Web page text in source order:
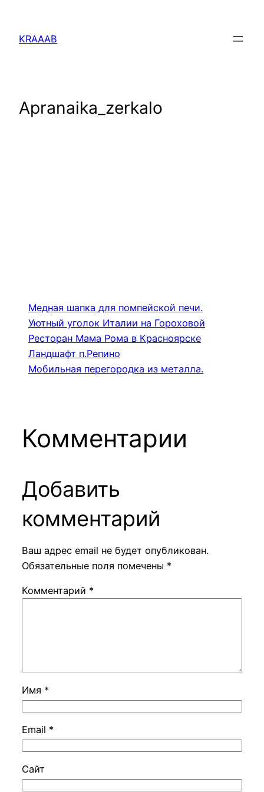
содержимому
KRAAAB
Apranaika_zerkalo
Медная шапка для помпейской печи.
Уютный уголок Италии на Гороховой
Ресторан Мама Рома в Красноярске
Ландшафт п.Репино
Мобильная перегородка из металла.
Комментарии
Добавить
комментарий
Ваш адрес email не будет опубликован.
Обязательные поля помечены *
Комментарий *
Имя *
Email *
Сайт